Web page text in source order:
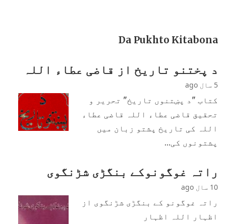
Da Pukhto Kitabona
د پختنو تاریخ از قاضی عطاء اللہ
5 سال ago
کتاب "د پښتنوں تاریخ" تحریر و
تحقیق قاضی عطاء اللہ قاضی عطاء
اللہ کی تاریخ پشتو زبان میں
پشتونوں کی…
راتہ غوگونوکے بنگڑی شڑنگوی
10 سال ago
راتہ غوگونو کے بنگڑی شڑنگوی از
اظہار اللہ اظہار